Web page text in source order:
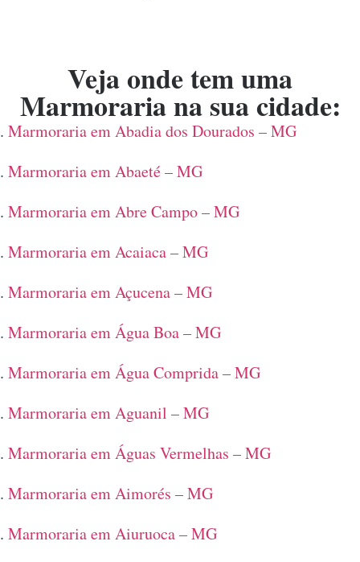
Veja onde tem uma
Marmoraria na sua cidade:
Marmoraria em Abadia dos Dourados – MG
Marmoraria em Abaeté – MG
Marmoraria em Abre Campo – MG
Marmoraria em Acaiaca – MG
Marmoraria em Açucena – MG
Marmoraria em Água Boa – MG
Marmoraria em Água Comprida – MG
Marmoraria em Aguanil – MG
Marmoraria em Águas Vermelhas – MG
Marmoraria em Aimorés – MG
Marmoraria em Aiuruoca – MG